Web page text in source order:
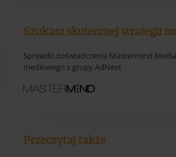
Szukasz skutecznej strategii
Sprawdź doświadczenia Mastermind
mediowego z grupy AdNext
Przeczytaj także